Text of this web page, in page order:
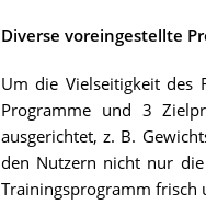
Diverse voreingestellte
Um die Vielseitigkeit des
Programme und 3
ausgerichtet, z. B.
den Nutzern nicht nur
Trainingsprogramm frisch